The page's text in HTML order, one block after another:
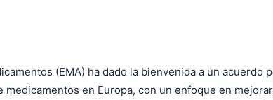
(EMA) ha dado la bienvenida a un
en Europa, con un enfoque en